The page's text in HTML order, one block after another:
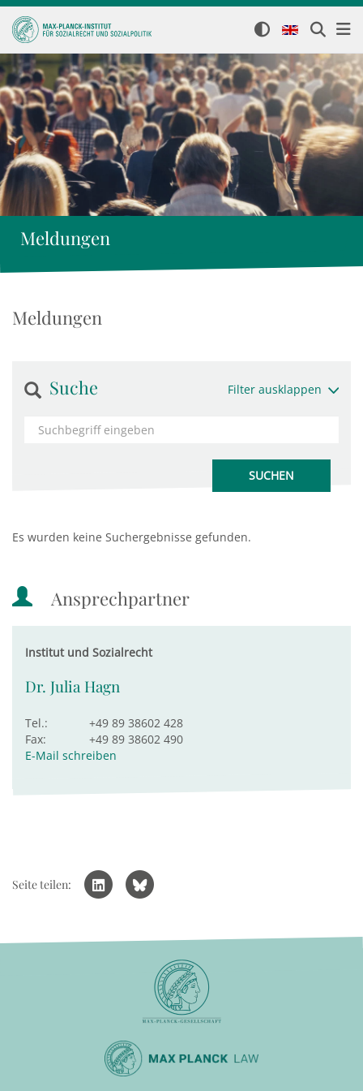
Meldungen
Meldungen
Suche Filter ausklappen
Es wurden keine Suchergebnisse gefunden.
Ansprechpartner
Institut und Sozialrecht
Dr. Julia Hagn
Tel.:
+49 89 38602 428
Fax:
+49 89 38602 490
E-Mail schreiben
Seite teilen: